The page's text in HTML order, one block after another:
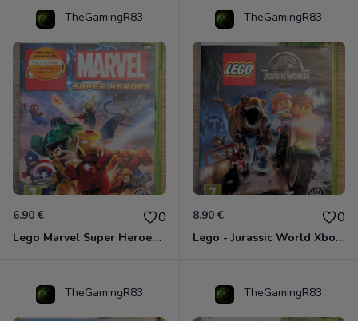
TheGamingR83
6.90 € 0
Lego Marvel Super Heroes Xbox 360
TheGamingR83
8.90 € 0
Lego - Jurassic World Xbox 360
TheGamingR83 TheGamingR83